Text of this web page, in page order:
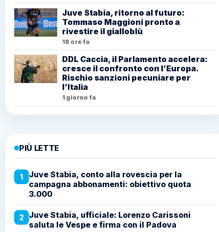
Juve Stabia, ritorno al futuro:
Tommaso Maggioni pronto a
rivestire il gialloblù
18 ore fa
DDL Caccia, il Parlamento accelera:
cresce il confronto con l’Europa.
Rischio sanzioni pecuniare per
l’Italia
1 giorno fa
PIÙ LETTE
1
Juve Stabia, conto alla rovescia per la
campagna abbonamenti: obiettivo quota
3.000
2 Juve Stabia, ufficiale: Lorenzo Carissoni
saluta le Vespe e firma con il Padova